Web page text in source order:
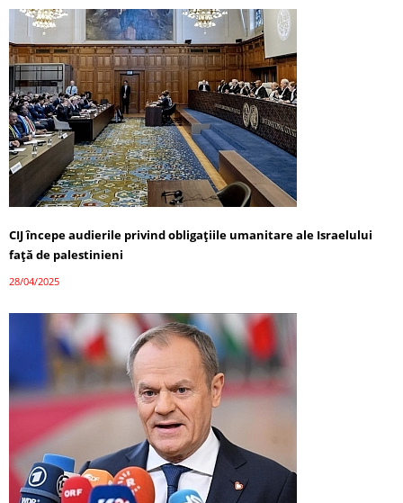
CIJ începe audierile privind obligațiile umanitare ale Israelului
față de palestinieni
28/04/2025